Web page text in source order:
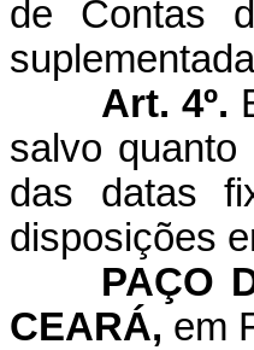
de Contas
Art. 4º.
salvo
das datas
disposições
PAÇO
CEARÁ, em